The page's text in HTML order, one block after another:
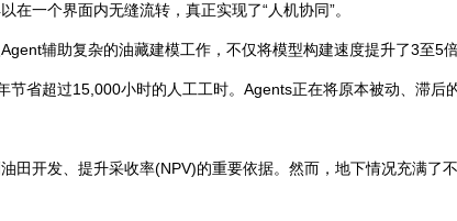
一个界面内无缝流转，真正实现了“人机协同”。
辅助复杂的油藏建模工作，不仅将模型构建速度提升了3至5
省超过15,000小时的人工工时。Agents正在将原本被动、滞后
开发、提升采收率(NPV)的重要依据。然而，地下情况充满了